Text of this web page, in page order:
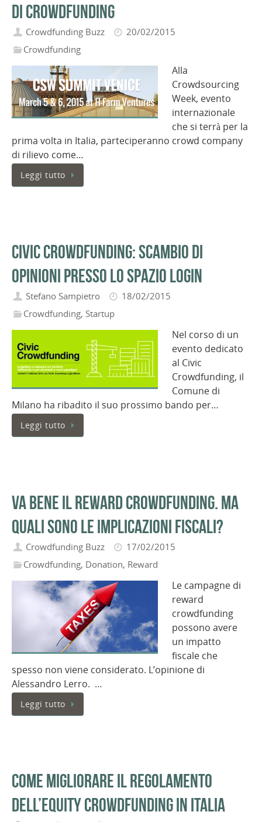
di crowdfunding
Crowdfunding Buzz
20/02/2015
Crowdfunding
Alla
Crowdsourcing
Week, evento
internazionale
che si terrà per la
prima volta in Italia, parteciperanno crowd company
di rilievo come…
Leggi tutto
Civic Crowdfunding: scambio di
opinioni presso lo spazio LOGIN
Stefano Sampietro
18/02/2015
Crowdfunding, Startup
Nel corso di un
evento dedicato
al Civic
Crowdfunding, il
Comune di
Milano ha ribadito il suo prossimo bando per…
Leggi tutto
Va bene il reward crowdfunding. Ma
quali sono le implicazioni fiscali?
Crowdfunding Buzz
17/02/2015
Crowdfunding, Donation, Reward
Le campagne di
reward
crowdfunding
possono avere
un impatto
fiscale che
spesso non viene considerato. L’opinione di
Alessandro Lerro. …
Leggi tutto
Come migliorare il regolamento
dell’equity crowdfunding in Italia